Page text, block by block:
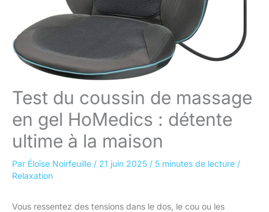
Test du coussin de massage
en gel HoMedics : détente
ultime à la maison
Par Éloïse Noirfeuille / 21 juin 2025 / 5 minutes de lecture /
Relaxation
Vous ressentez des tensions dans le dos, le cou ou les